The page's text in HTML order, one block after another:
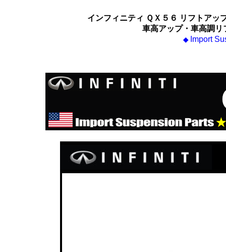
インフィニティ ＱＸ５６ リフトアッ
車高アップ・車高調
◆ Import